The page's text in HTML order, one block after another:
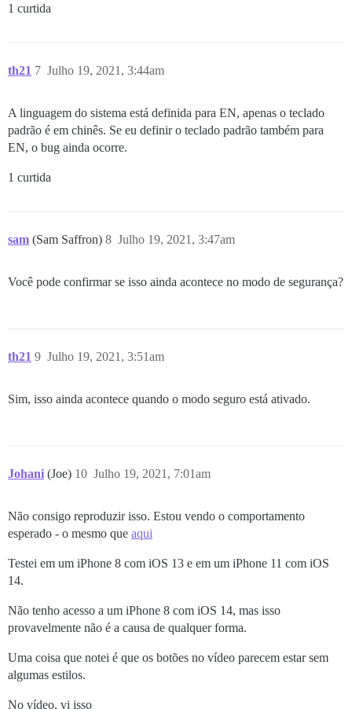
1 curtida
th21 Julho 19, 2021, 3:44am
7
A linguagem do sistema está definida para EN, apenas o teclado
padrão é em chinês. Se eu definir o teclado padrão também para
EN, o bug ainda ocorre.
1 curtida
sam (Sam Saffron) Julho 19, 2021, 3:47am
8
Você pode confirmar se isso ainda acontece no modo de segurança?
th21 Julho 19, 2021, 3:51am
9
Sim, isso ainda acontece quando o modo seguro está ativado.
Johani (Joe) Julho 19, 2021, 7:01am
10
Não consigo reproduzir isso. Estou vendo o comportamento
esperado - o mesmo que aqui
Testei em um iPhone 8 com iOS 13 e em um iPhone 11 com iOS
14.
Não tenho acesso a um iPhone 8 com iOS 14, mas isso
provavelmente não é a causa de qualquer forma.
Uma coisa que notei é que os botões no vídeo parecem estar sem
algumas estilos.
No vídeo, vi isso